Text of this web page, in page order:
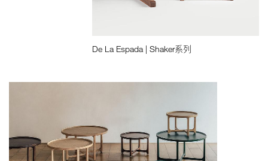
De La Espada | Shaker系列